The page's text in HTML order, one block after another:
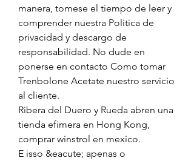
manera, tomese el tiempo de leer y
comprender nuestra Politica de
privacidad y descargo de
responsabilidad. No dude en
ponerse en contacto Como tomar
Trenbolone Acetate nuestro servicio
al cliente.
Ribera del Duero y Rueda abren una
tienda efimera en Hong Kong,
comprar winstrol en mexico.
E isso &eacute; apenas o